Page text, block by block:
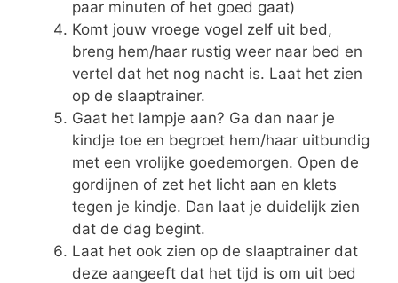
paar minuten of het goed gaat)
Komt jouw vroege vogel zelf uit bed,
breng hem/haar rustig weer naar bed en
vertel dat het nog nacht is. Laat het zien
op de slaaptrainer.
Gaat het lampje aan? Ga dan naar je
kindje toe en begroet hem/haar uitbundig
met een vrolijke goedemorgen. Open de
gordijnen of zet het licht aan en klets
tegen je kindje. Dan laat je duidelijk zien
dat de dag begint.
Laat het ook zien op de slaaptrainer dat
deze aangeeft dat het tijd is om uit bed